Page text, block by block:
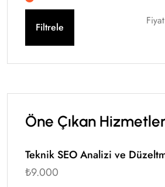
Filtrele
Öne Çıkan
Teknik SEO Analizi ve
₺9.000